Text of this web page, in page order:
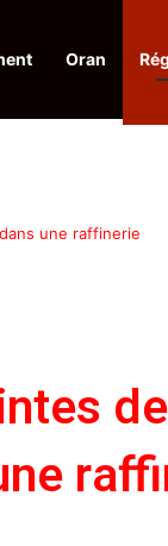
Oran
à une action
une raffinerie